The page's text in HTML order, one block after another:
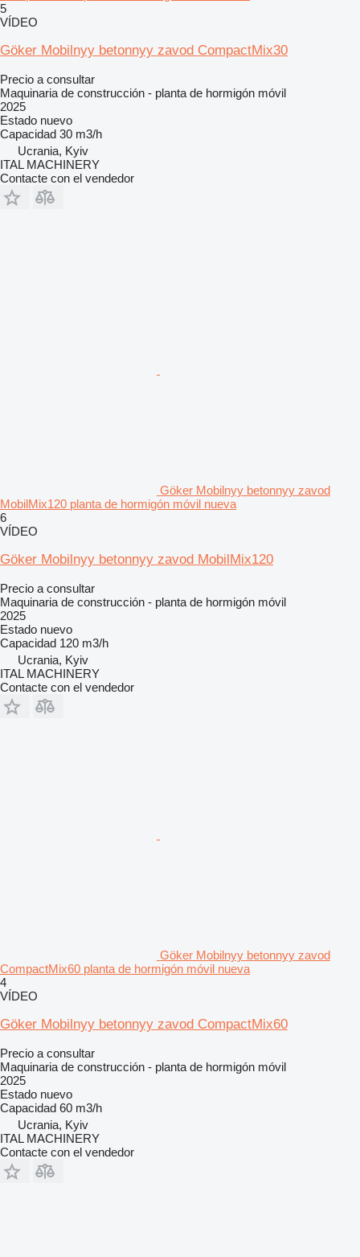
5
VÍDEO
Göker Mobilnyy betonnyy zavod CompactMix30
Precio a consultar
Maquinaria de construcción - planta de hormigón móvil
2025
Estado nuevo
Capacidad 30 m3/h
Ucrania, Kyiv
ITAL MACHINERY
Contacte con el vendedor
Göker Mobilnyy betonnyy zavod
MobilMix120 planta de hormigón móvil nueva
6
VÍDEO
Göker Mobilnyy betonnyy zavod MobilMix120
Precio a consultar
Maquinaria de construcción - planta de hormigón móvil
2025
Estado nuevo
Capacidad 120 m3/h
Ucrania, Kyiv
ITAL MACHINERY
Contacte con el vendedor
Göker Mobilnyy betonnyy zavod
CompactMix60 planta de hormigón móvil nueva
4
VÍDEO
Göker Mobilnyy betonnyy zavod CompactMix60
Precio a consultar
Maquinaria de construcción - planta de hormigón móvil
2025
Estado nuevo
Capacidad 60 m3/h
Ucrania, Kyiv
ITAL MACHINERY
Contacte con el vendedor